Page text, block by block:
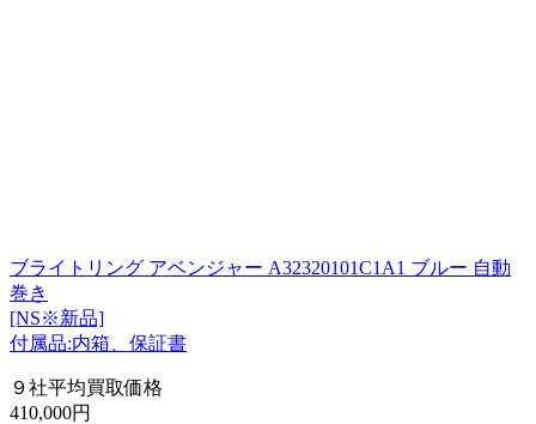
ブライトリング アベンジャー A32320101C1A1 ブルー 自動
巻き
[NS※新品]
付属品:内箱、保証書
９社平均買取価格
410,000円